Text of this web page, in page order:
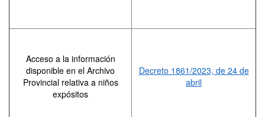
Acceso a la información
disponible en el Archivo
Provincial relativa a niños
expósitos
Decreto 1861/2023, de 24 de
abril